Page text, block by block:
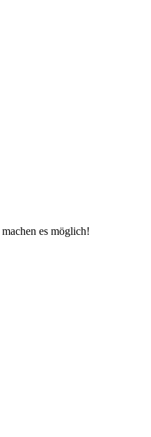
es möglich!